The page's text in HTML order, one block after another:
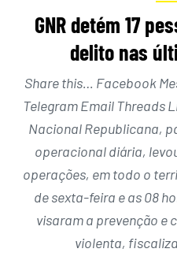
GNR detém 17
delito nas
Share this… Facebook
Telegram Email Threads
Nacional Republicana,
operacional diária,
operações, em todo o
de sexta-feira e as 08
visaram a prevenção e
violenta,